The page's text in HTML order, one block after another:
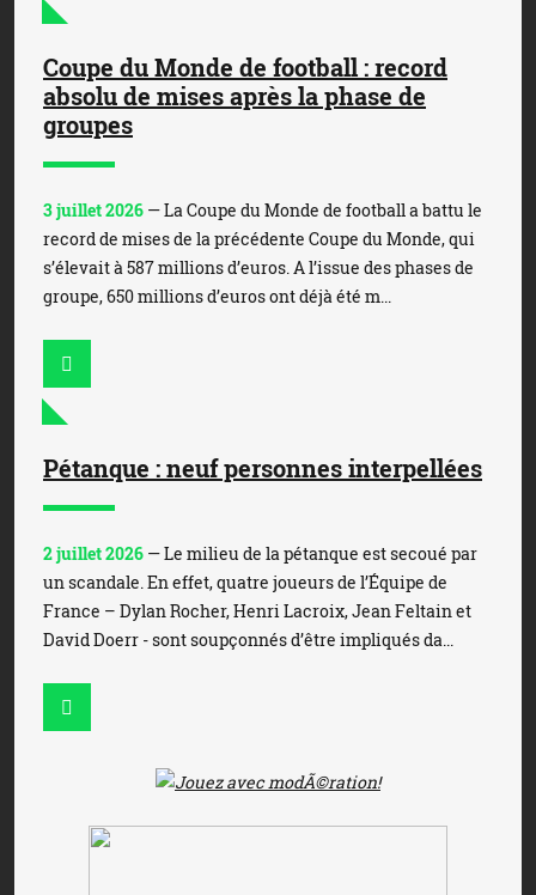
Coupe du Monde de football : record
absolu de mises après la phase de
groupes
3 juillet 2026 — La Coupe du Monde de football a battu le
record de mises de la précédente Coupe du Monde, qui
s’élevait à 587 millions d’euros. A l’issue des phases de
groupe, 650 millions d’euros ont déjà été m...
Pétanque : neuf personnes interpellées
2 juillet 2026 — Le milieu de la pétanque est secoué par
un scandale. En effet, quatre joueurs de l’Équipe de
France – Dylan Rocher, Henri Lacroix, Jean Feltain et
David Doerr - sont soupçonnés d’être impliqués da...